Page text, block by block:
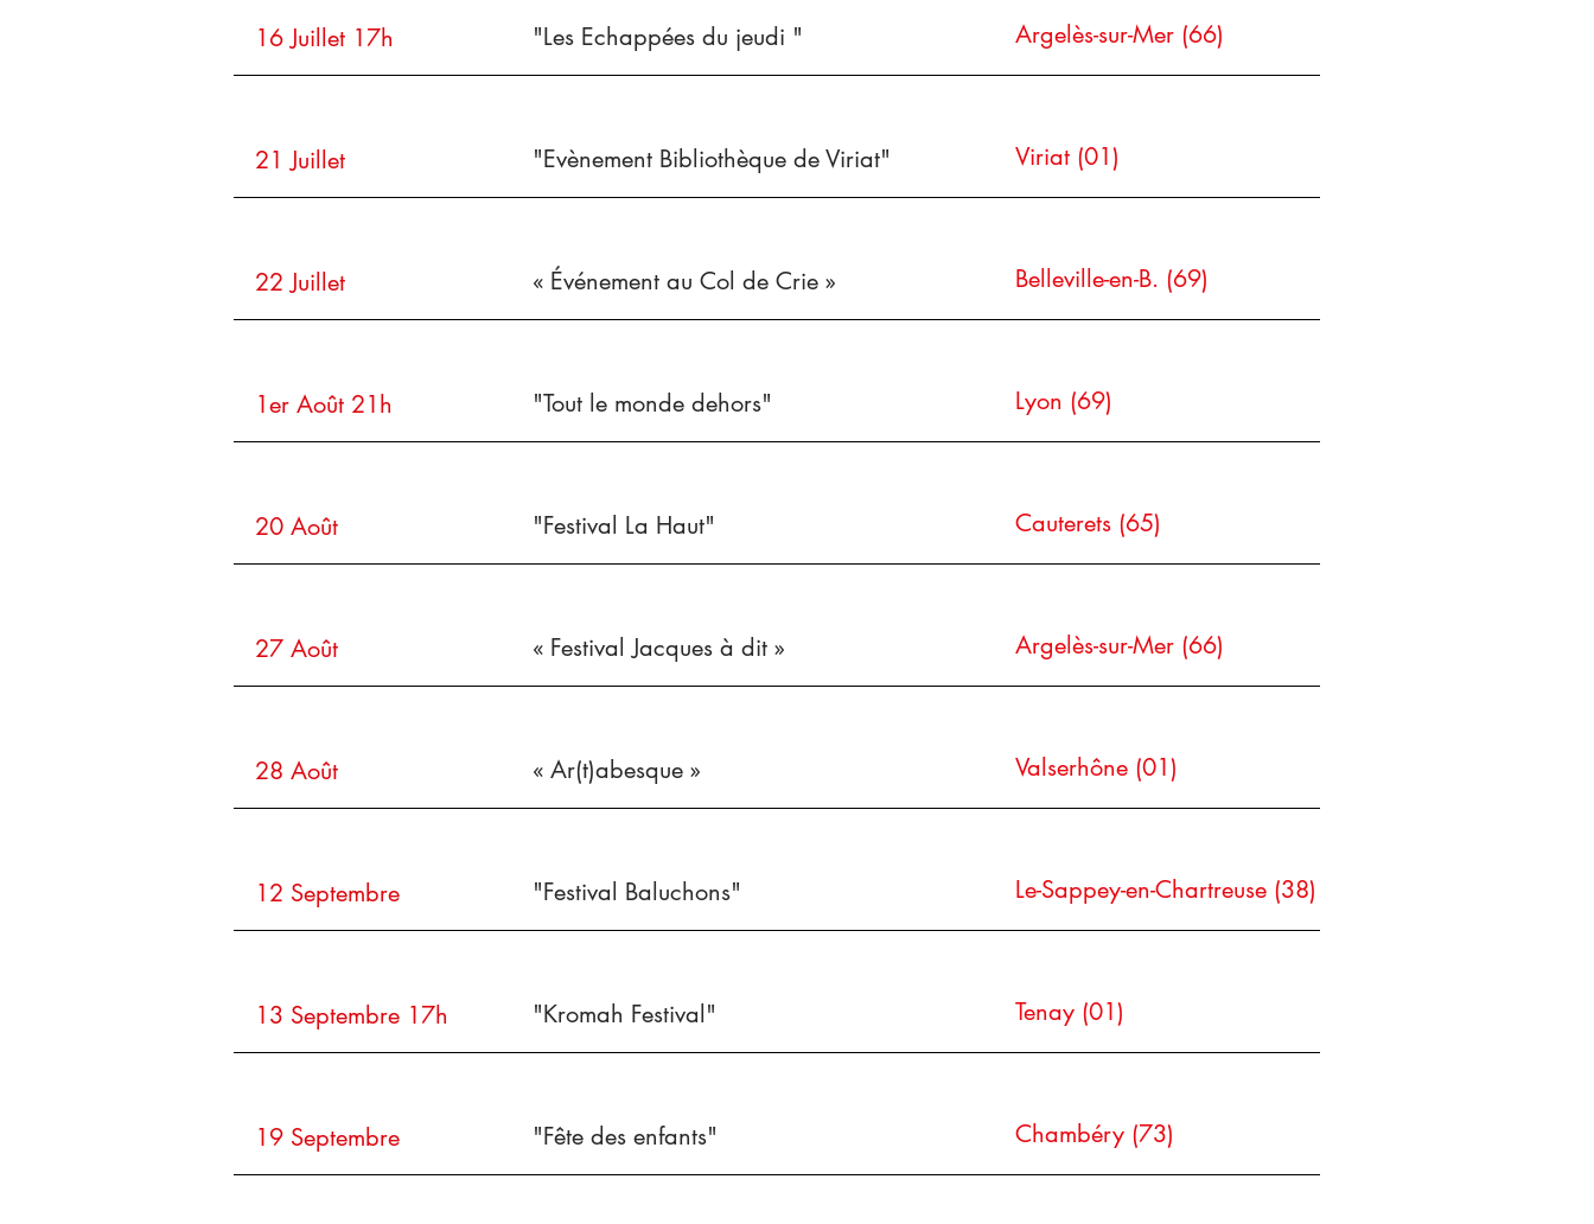
16 Juillet 17h "Les Echappées du jeudi " Argelès-sur-Mer (66)
21 Juillet "Evènement Bibliothèque de Viriat" Viriat (01)
22 Juillet « Événement au Col de Crie » Belleville-en-B. (69)
1er Août 21h "Tout le monde dehors" Lyon (69)
20 Août "Festival La Haut" Cauterets (65)
27 Août « Festival Jacques à dit » Argelès-sur-Mer (66)
28 Août « Ar(t)abesque » Valserhône (01)
12 Septembre "Festival Baluchons" Le-Sappey-en-Chartreuse (38)
13 Septembre 17h "Kromah Festival" Tenay (01)
19 Septembre "Fête des enfants" Chambéry (73)